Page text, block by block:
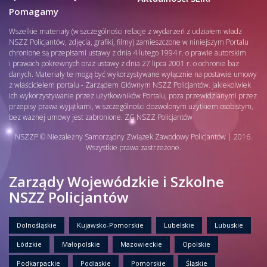
Pomagamy
Wszelkie materiały (w szczególności relacje z wydarzeń z udziałem władz
NSZZ Policjantów, zdjęcia, grafiki, filmy) zamieszczone w niniejszym Portalu
chronione są przepisami ustawy z dnia 4 lutego 1994 r. o prawie autorskim
i prawach pokrewnych oraz ustawy z dnia 27 lipca 2001 r. o ochronie baz
danych. Materiały te mogą być wykorzystywane wyłącznie na postawie umowy
z właścicielem portalu - Zarządem Głównym NSZZ Policjantów. Jakiekolwiek
ich wykorzystywanie przez użytkowników Portalu, poza przewidzianymi przez
przepisy prawa wyjątkami, w szczególności dozwolonym użytkiem osobistym,
bez ważnej umowy jest zabronione. ZG NSZZ Policjantów
NSZZP © Niezależny Samorządny Związek Zawodowy Policjantów | 2016.
Wszystkie prawa zastrzeżone.
Zarządy Wojewódzkie i Szkolne
NSZZ Policjantów
Dolnośląskie Kujawsko-Pomorskie Lubelskie Lubuskie
Łódzkie Małopolskie Mazowieckie Opolskie
Podkarpackie Podlaskie Pomorskie Śląskie